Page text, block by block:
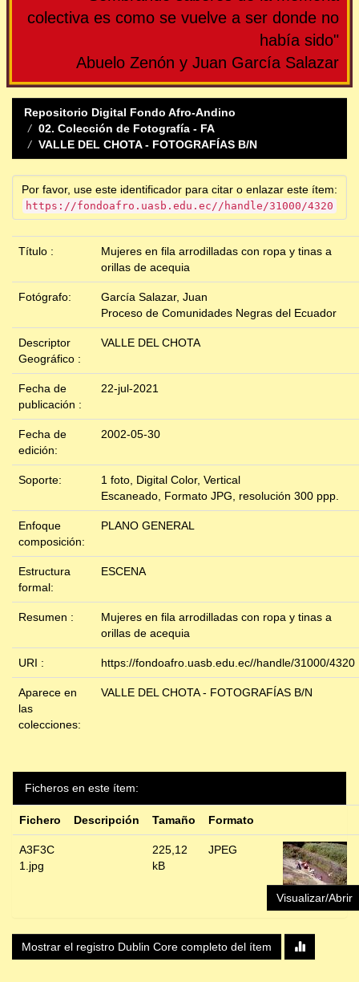
colectiva es como se vuelve a ser donde no
había sido"
Abuelo Zenón y Juan García Salazar
Repositorio Digital Fondo Afro-Andino
02. Colección de Fotografía - FA
VALLE DEL CHOTA - FOTOGRAFÍAS B/N
Por favor, use este identificador para citar o enlazar este ítem:
https://fondoafro.uasb.edu.ec//handle/31000/4320
Título :
Mujeres en fila arrodilladas con ropa y tinas a
orillas de acequia
Fotógrafo:
García Salazar, Juan
Proceso de Comunidades Negras del Ecuador
Descriptor
Geográfico :
VALLE DEL CHOTA
Fecha de
publicación :
22-jul-2021
Fecha de
edición:
2002-05-30
Soporte:
1 foto, Digital Color, Vertical
Escaneado, Formato JPG, resolución 300 ppp.
Enfoque
composición:
PLANO GENERAL
Estructura
formal:
ESCENA
Resumen :
Mujeres en fila arrodilladas con ropa y tinas a
orillas de acequia
URI : https://fondoafro.uasb.edu.ec//handle/31000/4320
Aparece en
las
colecciones:
VALLE DEL CHOTA - FOTOGRAFÍAS B/N
Ficheros en este ítem:
Fichero Descripción Tamaño Formato
A3F3C
1.jpg
225,12
kB
JPEG
Visualizar/Abrir
Mostrar el registro Dublin Core completo del ítem